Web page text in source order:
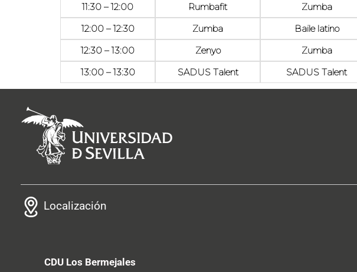
11:30 – 12:00
Rumbafit Zumba
12:00 – 12:30
Zumba Baile latino
12:30 – 13:00
Zenyo Zumba
13:00 – 13:30
SADUS Talent SADUS Talent
Localización
CDU Los Bermejales